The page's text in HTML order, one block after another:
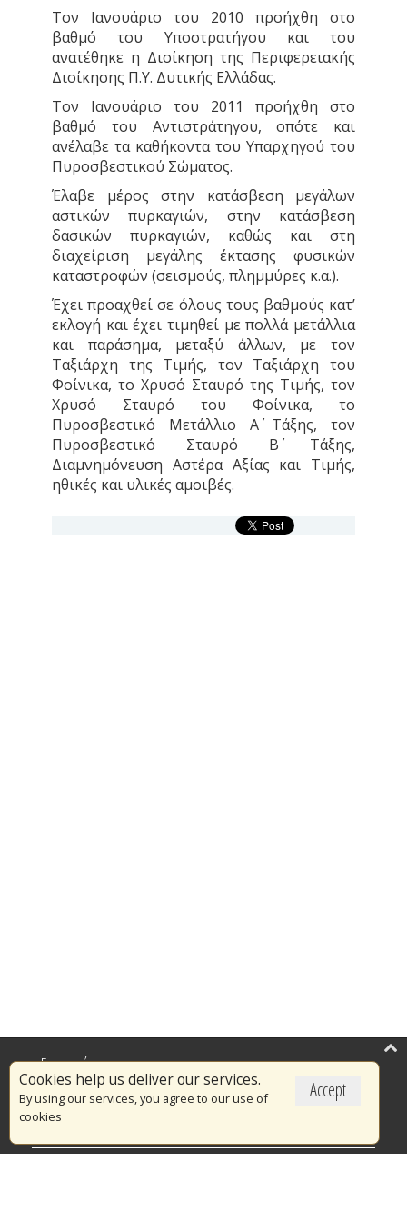
Τον Ιανουάριο του 2010 προήχθη στο
βαθμό του Υποστρατήγου και του
ανατέθηκε η Διοίκηση της Περιφερειακής
Διοίκησης Π.Υ. Δυτικής Ελλάδας.
Τον Ιανουάριο του 2011 προήχθη στο
βαθμό του Αντιστράτηγου, οπότε και
ανέλαβε τα καθήκοντα του Υπαρχηγού του
Πυροσβεστικού Σώματος.
Έλαβε μέρος στην κατάσβεση μεγάλων
αστικών πυρκαγιών, στην κατάσβεση
δασικών πυρκαγιών, καθώς και στη
διαχείριση μεγάλης έκτασης φυσικών
καταστροφών (σεισμούς, πλημμύρες κ.α.).
Έχει προαχθεί σε όλους τους βαθμούς κατ’
εκλογή και έχει τιμηθεί με πολλά μετάλλια
και παράσημα, μεταξύ άλλων, με τον
Ταξιάρχη της Τιμής, τον Ταξιάρχη του
Φοίνικα, το Χρυσό Σταυρό της Τιμής, τον
Χρυσό Σταυρό του Φοίνικα, το
Πυροσβεστικό Μετάλλιο Α΄ Τάξης, τον
Πυροσβεστικό Σταυρό Β΄ Τάξης,
Διαμνημόνευση Αστέρα Αξίας και Τιμής,
ηθικές και υλικές αμοιβές.
Accept
Cookies help us deliver our services.
By using our services, you agree to our use of
cookies
Επικαιρότητα
Το Πυροσβεστικό Σώμα